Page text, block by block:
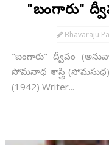
"బంగారు"
Bhavaraju
"బంగారు" ద్వీపం
సోమనాథ శాస్త్రి (సోమసుధ)
(1942) Writer...